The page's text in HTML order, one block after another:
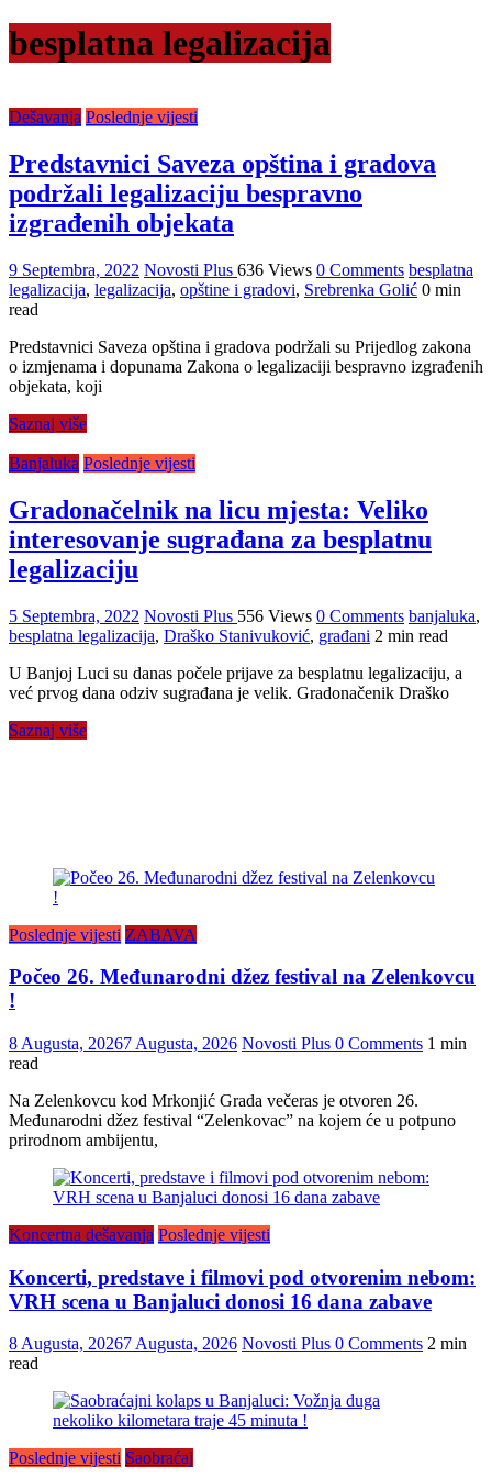
besplatna legalizacija
Dešavanja Poslednje vijesti
Predstavnici Saveza opština i gradova
podržali legalizaciju bespravno
izgrađenih objekata
9 Septembra, 2022 Novosti Plus 636 Views 0 Comments besplatna
legalizacija, legalizacija, opštine i gradovi, Srebrenka Golić 0 min
read
Predstavnici Saveza opština i gradova podržali su Prijedlog zakona
o izmjenama i dopunama Zakona o legalizaciji bespravno izgrađenih
objekata, koji
Saznaj više
Banjaluka Poslednje vijesti
Gradonačelnik na licu mjesta: Veliko
interesovanje sugrađana za besplatnu
legalizaciju
5 Septembra, 2022 Novosti Plus 556 Views 0 Comments banjaluka,
besplatna legalizacija, Draško Stanivuković, građani 2 min read
U Banjoj Luci su danas počele prijave za besplatnu legalizaciju, a
već prvog dana odziv sugrađana je velik. Gradonačenik Draško
Saznaj više
Poslednje vijesti ZABAVA
Počeo 26. Međunarodni džez festival na Zelenkovcu
!
8 Augusta, 20267 Augusta, 2026 Novosti Plus 0 Comments 1 min
read
Na Zelenkovcu kod Mrkonjić Grada večeras je otvoren 26.
Međunarodni džez festival “Zelenkovac” na kojem će u potpuno
prirodnom ambijentu,
Koncertna dešavanja Poslednje vijesti
Koncerti, predstave i filmovi pod otvorenim nebom:
VRH scena u Banjaluci donosi 16 dana zabave
8 Augusta, 20267 Augusta, 2026 Novosti Plus 0 Comments 2 min
read
Poslednje vijesti Saobraćaj